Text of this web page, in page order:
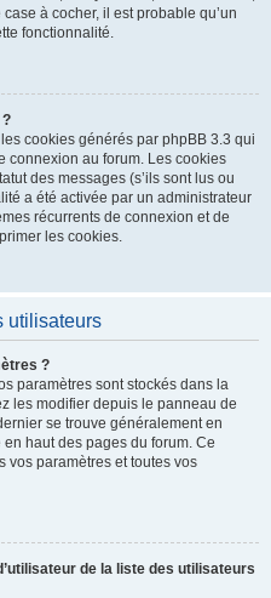
à cocher, il est probable qu’un
fonctionnalité.
cookies générés par phpBB 3.3 qui
connexion au forum. Les cookies
des messages (s’ils sont lus ou
a été activée par un administrateur
récurrents de connexion et de
les cookies.
utilisateurs
?
paramètres sont stockés dans la
les modifier depuis le panneau de
se trouve généralement en
haut des pages du forum. Ce
vos paramètres et toutes vos
de la liste des utilisateurs